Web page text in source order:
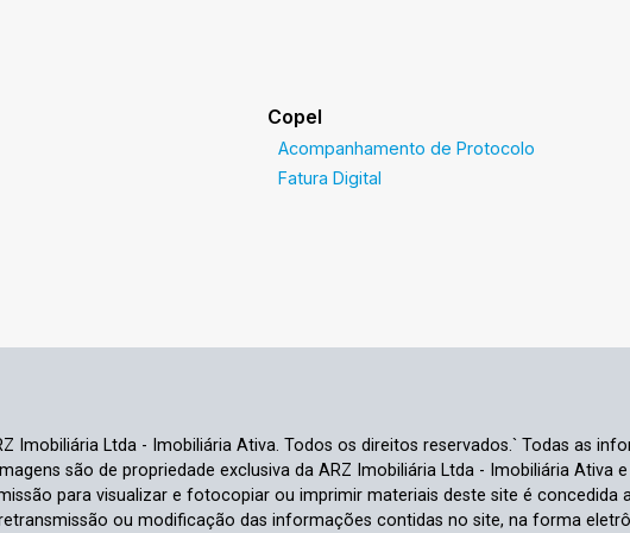
Copel
Acompanhamento de Protocolo
Fatura Digital
Imobiliária Ltda - Imobiliária Ativa. Todos os direitos reservados.` Todas as
são de propriedade exclusiva da ARZ Imobiliária Ltda - Imobiliária Ativa
para visualizar e fotocopiar ou imprimir materiais deste site é concedida
ou modificação das informações contidas no site, na forma